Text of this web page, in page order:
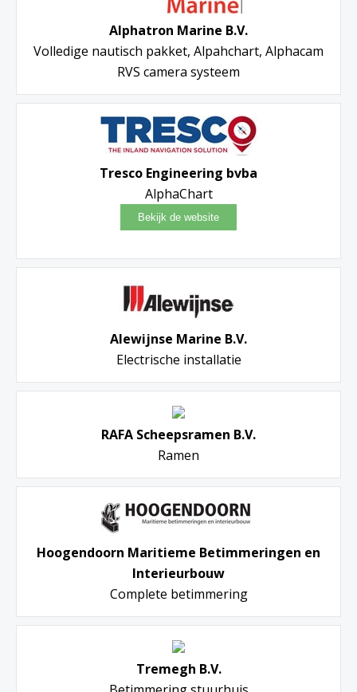
Alphatron Marine B.V.
Volledige nautisch pakket, Alpahchart, Alphacam
RVS camera systeem
Tresco Engineering bvba
AlphaChart
Alewijnse Marine B.V.
Electrische installatie
RAFA Scheepsramen B.V.
Ramen
Hoogendoorn Maritieme Betimmeringen en
Interieurbouw
Complete betimmering
Tremegh B.V.